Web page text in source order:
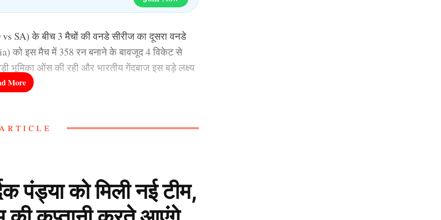
SA) के बीच 3 मैचों की वनडे सीरीज का दूसरा वनडे
को इस मैच में 358 रन बनाने के बावजूद 4 विकेट से
भूमिका ओंस की रही और भारतीय गेंदबाज इस बड़े लक्ष्य
जमकर तारीफ़ की, इसी के साथ उन्होंने वो वजह बताई
टीम इंडिया पर कसा तंज
ने 359 रनों का सफलता से पीछा करने के बाद टीम
पंड्या को मिली नई टीम,